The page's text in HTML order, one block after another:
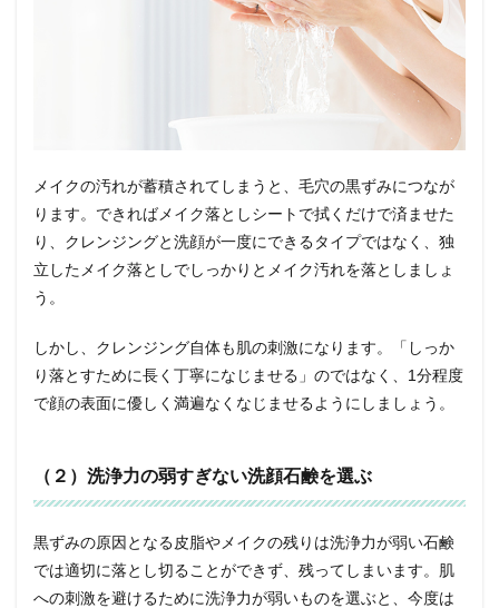
メイクの汚れが蓄積されてしまうと、毛穴の黒ずみにつなが
ります。できればメイク落としシートで拭くだけで済ませた
り、クレンジングと洗顔が一度にできるタイプではなく、独
立したメイク落としでしっかりとメイク汚れを落としましょ
う。
しかし、クレンジング自体も肌の刺激になります。「しっか
り落とすために長く丁寧になじませる」のではなく、1分程度
で顔の表面に優しく満遍なくなじませるようにしましょう。
（２）洗浄力の弱すぎない洗顔石鹸を選ぶ
黒ずみの原因となる皮脂やメイクの残りは洗浄力が弱い石鹸
では適切に落とし切ることができず、残ってしまいます。肌
への刺激を避けるために洗浄力が弱いものを選ぶと、今度は